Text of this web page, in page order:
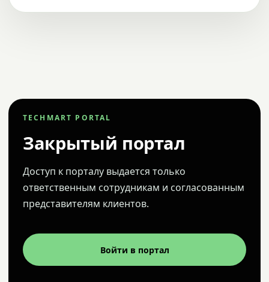
TECHMART PORTAL
Закрытый портал
Доступ к порталу выдается только
ответственным сотрудникам и согласованным
представителям клиентов.
Войти в портал